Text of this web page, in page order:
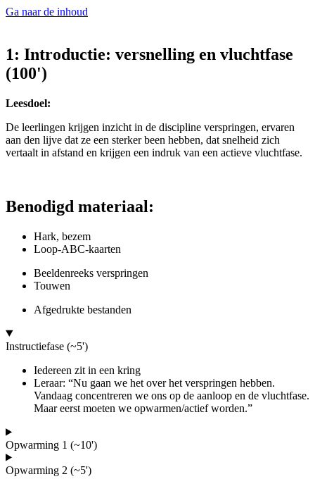
Ga naar de inhoud
1: Introductie: versnelling en vluchtfase
(100')
Leesdoel:
De leerlingen krijgen inzicht in de discipline verspringen, ervaren
aan den lijve dat ze een sterker been hebben, dat snelheid zich
vertaalt in afstand en krijgen een indruk van een actieve vluchtfase.
Benodigd materiaal:
Hark, bezem
Loop-ABC-kaarten
Beeldenreeks verspringen
Touwen
Afgedrukte bestanden
Instructiefase (~5')
Iedereen zit in een kring
Leraar: “Nu gaan we het over het verspringen hebben.
Vandaag concentreren we ons op de aanloop en de vluchtfase.
Maar eerst moeten we opwarmen/actief worden.”
Opwarming 1 (~10')
Opwarming 2 (~5')